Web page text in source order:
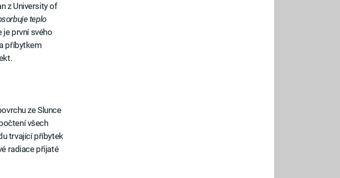
z University of
teplo
je první svého
příbytkem
ze Slunce
všech
trvající příbytek
radiace přijaté